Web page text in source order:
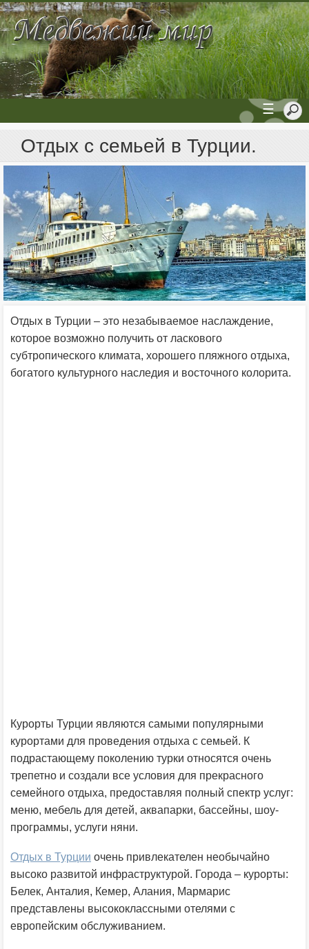
☰
Отдых с семьей в Турции.
Отдых в Турции – это незабываемое наслаждение,
которое возможно получить от ласкового
субтропического климата, хорошего пляжного отдыха,
богатого культурного наследия и восточного колорита.
Курорты Турции являются самыми популярными
курортами для проведения отдыха с семьей. К
подрастающему поколению турки относятся очень
трепетно и создали все условия для прекрасного
семейного отдыха, предоставляя полный спектр услуг:
меню, мебель для детей, аквапарки, бассейны, шоу-
программы, услуги няни.
Отдых в Турции очень привлекателен необычайно
высоко развитой инфраструктурой. Города – курорты:
Белек, Анталия, Кемер, Алания, Мармарис
представлены высококлассными отелями с
европейским обслуживанием.